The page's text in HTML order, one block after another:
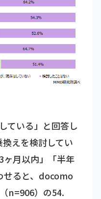
ている」と回答し
えを検討してい
ヶ月以内」「半年
せると、docomo
n=906）の54.